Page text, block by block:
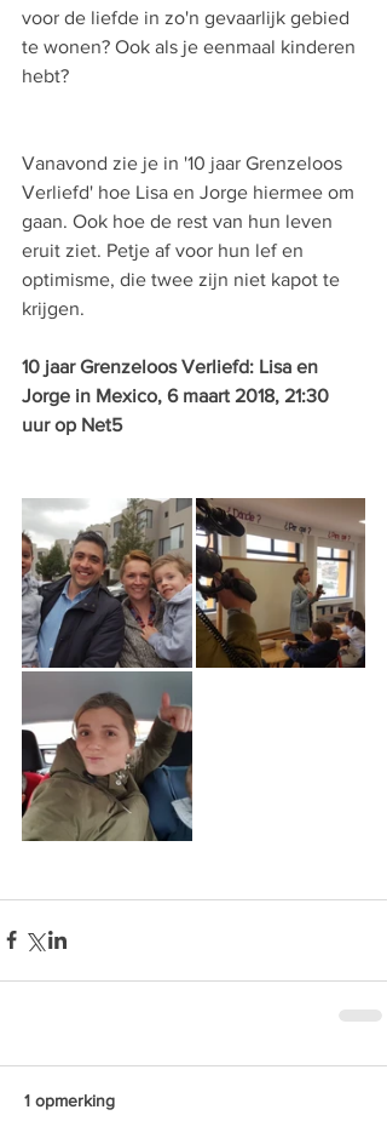
voor de liefde in zo'n gevaarlijk gebied
te wonen? Ook als je eenmaal kinderen
hebt?
Vanavond zie je in '10 jaar Grenzeloos
Verliefd' hoe Lisa en Jorge hiermee om
gaan. Ook hoe de rest van hun leven
eruit ziet. Petje af voor hun lef en
optimisme, die twee zijn niet kapot te
krijgen.
10 jaar Grenzeloos Verliefd: Lisa en
Jorge in Mexico, 6 maart 2018, 21:30
uur op Net5
1 opmerking